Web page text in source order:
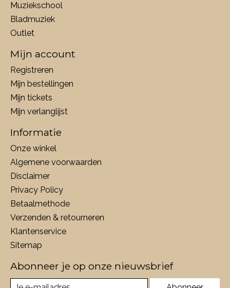
Muziekschool
Bladmuziek
Outlet
Mijn account
Registreren
Mijn bestellingen
Mijn tickets
Mijn verlanglijst
Informatie
Onze winkel
Algemene voorwaarden
Disclaimer
Privacy Policy
Betaalmethode
Verzenden & retourneren
Klantenservice
Sitemap
Abonneer je op onze nieuwsbrief